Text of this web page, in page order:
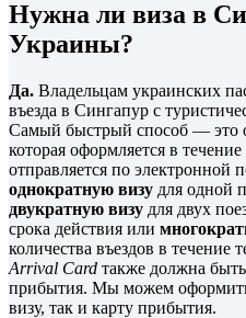
Нужна ли виза в
Украины?
Да. Владельцам украинских
въезда в Сингапур с
Самый быстрый способ — это
которая оформляется в
отправляется по электронной
однократную визу для одной
двукратную визу для двух
срока действия или
количества въездов в течение
Arrival Card также должна
прибытия. Мы можем
визу, так и карту прибытия.